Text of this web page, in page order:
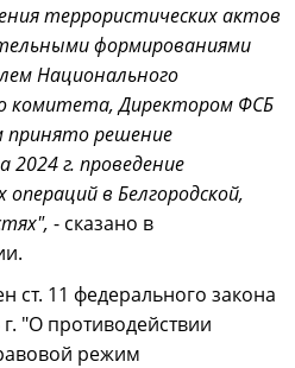
террористических актов
формированиями
Национального
комитета, Директором ФСБ
принято решение
2024 г. проведение
в Белгородской,
- сказано в
ст. 11 федерального закона
"О противодействии
режим